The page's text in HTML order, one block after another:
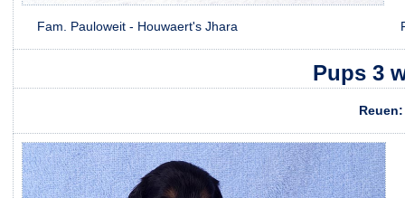
Fam. Pauloweit - Houwaert's Jhara Fam.
Pups 3